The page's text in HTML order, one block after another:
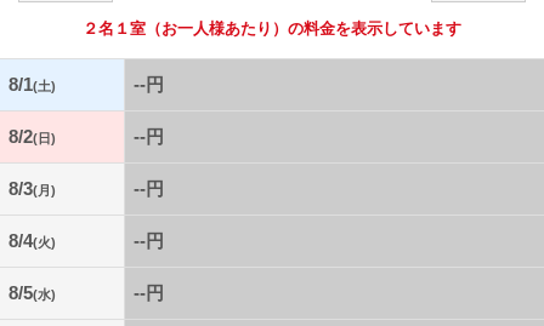
２名１室 （お一人様あたり）の料金を表示しています
8/1(土) --円
8/2(日) --円
8/3(月) --円
8/4(火) --円
8/5(水) --円